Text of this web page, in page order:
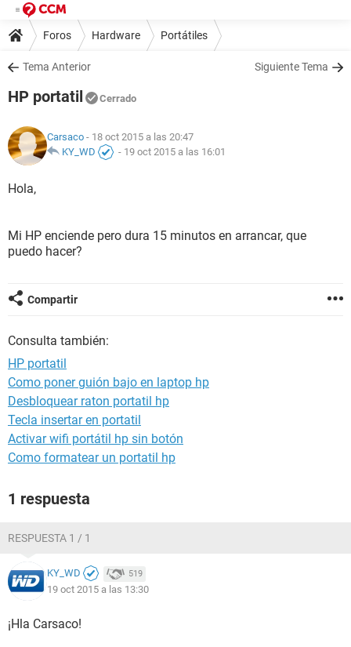
Foros Hardware Portátiles
Tema Anterior Siguiente Tema
HP portatil Cerrado
Carsaco - 18 oct 2015 a las 20:47
KY_WD
- 19 oct 2015 a las 16:01
Hola,
Mi HP enciende pero dura 15 minutos en arrancar, que
puedo hacer?
Compartir
Consulta también:
HP portatil
Como poner guión bajo en laptop hp
Desbloquear raton portatil hp
Tecla insertar en portatil
Activar wifi portátil hp sin botón
Como formatear un portatil hp
1 respuesta
RESPUESTA 1 / 1
KY_WD 519
19 oct 2015 a las 13:30
¡Hla Carsaco!